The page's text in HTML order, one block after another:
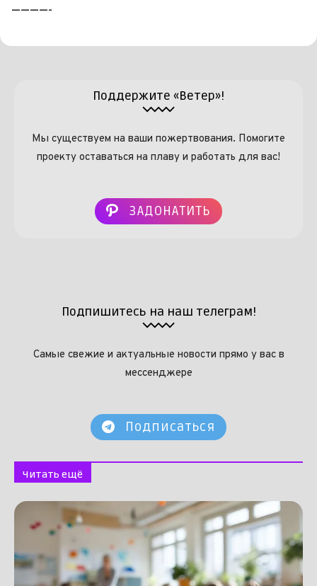
————-
Поддержите «Ветер»!
Мы существуем на ваши пожертвования. Помогите
проекту оставаться на плаву и работать для вас!
ЗАДОНАТИТЬ
Подпишитесь на наш телеграм!
Самые свежие и актуальные новости прямо у вас в
мессенджере
Подписаться
Читать ещё